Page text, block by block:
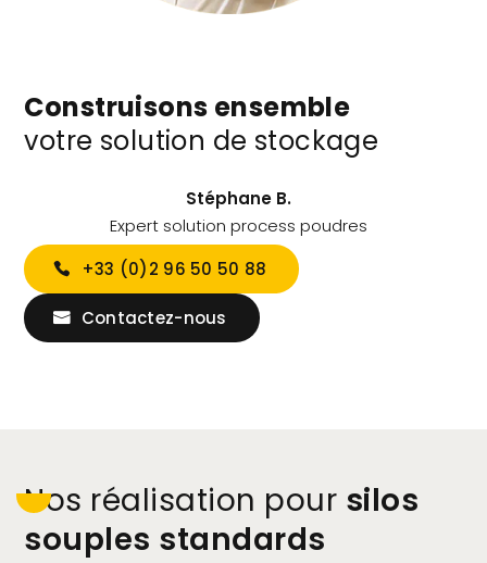
Construisons ensemble
votre solution de stockage
Stéphane B.
Expert solution process poudres
+33 (0)2 96 50 50 88
Contactez-nous
nos réalisation pour silos
souples standards